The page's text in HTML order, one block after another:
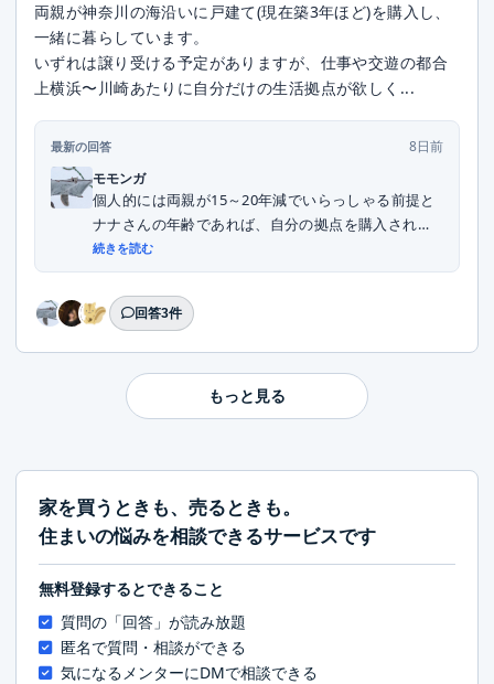
両親が神奈川の海沿いに戸建て(現在築3年ほど)を購入し、
一緒に暮らしています。
いずれは譲り受ける予定がありますが、仕事や交遊の都合
上横浜〜川崎あたりに自分だけの生活拠点が欲しく...
最新の回答
8日前
モモンガ
個人的には両親が15～20年減でいらっしゃる前提と
ナナさんの年齢であれば、自分の拠点を購入される
こ...
続きを読む
回答3件
もっと見る
家を買うときも、売るときも。
住まいの悩みを相談できるサービスです
無料登録するとできること
質問の「回答」が読み放題
匿名で質問・相談ができる
気になるメンターにDMで相談できる